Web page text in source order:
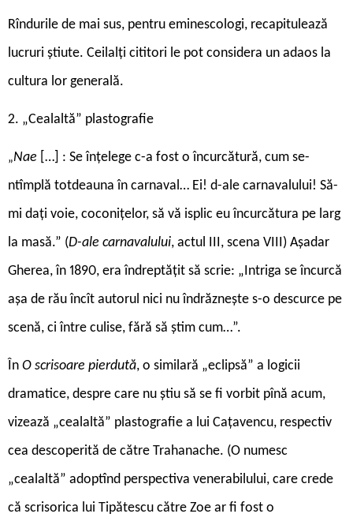
Rîndurile de mai sus, pentru eminescologi, recapitulează
lucruri știute. Ceilalți cititori le pot considera un adaos la
cultura lor generală.
2. „Cealaltă” plastografie
„Nae […] : Se înțelege c-a fost o încurcătură, cum se-
ntîmplă totdeauna în carnaval… Ei! d-ale carnavalului! Să-
mi dați voie, coconițelor, să vă isplic eu încurcătura pe larg
la masă.” (D-ale carnavalului, actul III, scena VIII) Așadar
Gherea, în 1890, era îndreptățit să scrie: „Intriga se încurcă
așa de rău încît autorul nici nu îndrăznește s-o descurce pe
scenă, ci între culise, fără să știm cum…”.
În O scrisoare pierdută, o similară „eclipsă” a logicii
dramatice, despre care nu știu să se fi vorbit pînă acum,
vizează „cealaltă” plastografie a lui Cațavencu, respectiv
cea descoperită de către Trahanache. (O numesc
„cealaltă” adoptînd perspectiva venerabilului, care crede
că scrisorica lui Tipătescu către Zoe ar fi fost o